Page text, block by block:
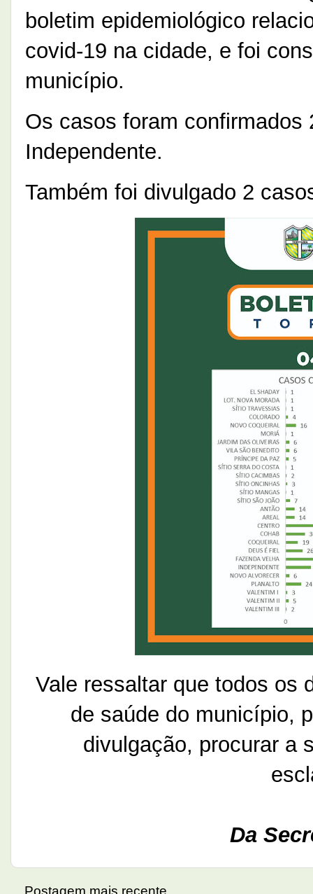
boletim epidemiológico
covid-19 na cidade, e foi
município.
Os casos foram confirmados
Independente.
Também foi divulgado 2
Vale ressaltar que todos os
de saúde do município,
divulgação, procurar a
Da
Postagem mais recente